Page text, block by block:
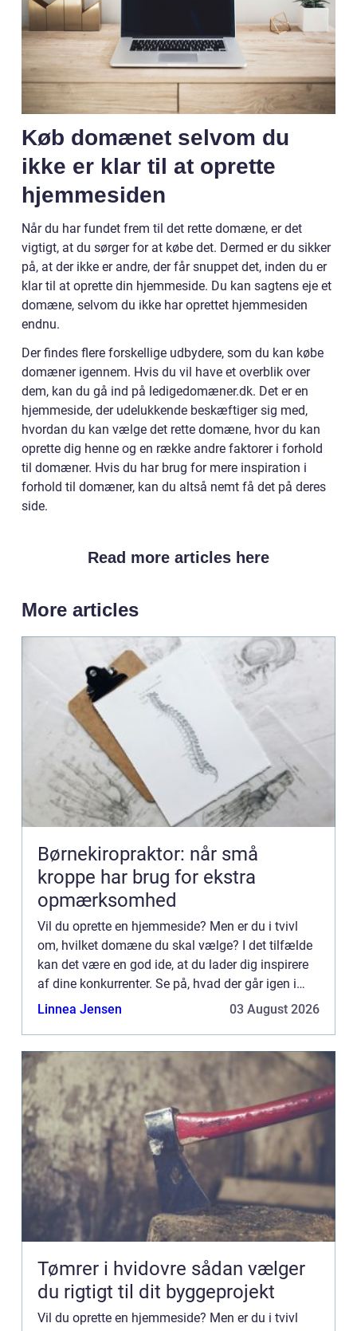
Køb domænet selvom du
ikke er klar til at oprette
hjemmesiden
Når du har fundet frem til det rette domæne, er det
vigtigt, at du sørger for at købe det. Dermed er du sikker
på, at der ikke er andre, der får snuppet det, inden du er
klar til at oprette din hjemmeside. Du kan sagtens eje et
domæne, selvom du ikke har oprettet hjemmesiden
endnu.
Der findes flere forskellige udbydere, som du kan købe
domæner igennem. Hvis du vil have et overblik over
dem, kan du gå ind på ledigedomæner.dk. Det er en
hjemmeside, der udelukkende beskæftiger sig med,
hvordan du kan vælge det rette domæne, hvor du kan
oprette dig henne og en række andre faktorer i forhold
til domæner. Hvis du har brug for mere inspiration i
forhold til domæner, kan du altså nemt få det på deres
side.
Read more articles here
More articles
Børnekiropraktor: når små
kroppe har brug for ekstra
opmærksomhed
Vil du oprette en hjemmeside? Men er du i tvivl
om, hvilket domæne du skal vælge? I det tilfælde
kan det være en god ide, at du lader dig inspirere
af dine konkurrenter. Se på, hvad der går igen i
forhold til deres domæner. Måske er der nogle ord,
Linnea Jensen 03 August 2026
Tømrer i hvidovre sådan vælger
du rigtigt til dit byggeprojekt
Vil du oprette en hjemmeside? Men er du i tvivl